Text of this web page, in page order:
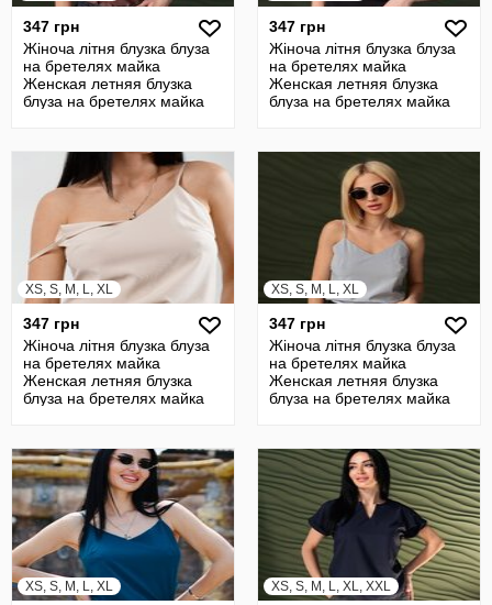
347 грн
Жіноча літня блузка блуза
на бретелях майка
Женская летняя блузка
блуза на бретелях майка
347 грн
Жіноча літня блузка блуза
на бретелях майка
Женская летняя блузка
блуза на бретелях майка
XS, S, M, L, XL
347 грн
Жіноча літня блузка блуза
на бретелях майка
Женская летняя блузка
блуза на бретелях майка
XS, S, M, L, XL
347 грн
Жіноча літня блузка блуза
на бретелях майка
Женская летняя блузка
блуза на бретелях майка
XS, S, M, L, XL XS, S, M, L, XL, XXL